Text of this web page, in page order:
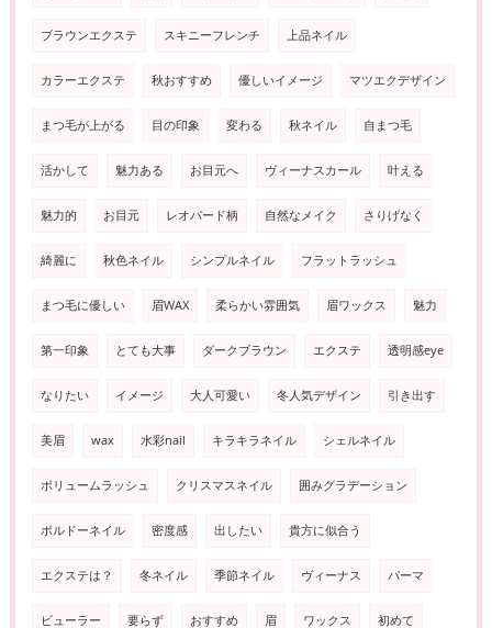
ブラウンエクステ スキニーフレンチ 上品ネイル
カラーエクステ 秋おすすめ 優しいイメージ マツエクデザイン
まつ毛が上がる 目の印象 変わる 秋ネイル 自まつ毛
活かして 魅力ある お目元へ ヴィーナスカール 叶える
魅力的 お目元 レオパード柄 自然なメイク さりげなく
綺麗に 秋色ネイル シンプルネイル フラットラッシュ
まつ毛に優しい 眉WAX 柔らかい雰囲気 眉ワックス 魅力
第一印象 とても大事 ダークブラウン エクステ 透明感eye
なりたい イメージ 大人可愛い 冬人気デザイン 引き出す
美眉 wax 水彩nail キラキラネイル シェルネイル
ボリュームラッシュ クリスマスネイル 囲みグラデーション
ボルドーネイル 密度感 出したい 貴方に似合う
エクステは？ 冬ネイル 季節ネイル ヴィーナス パーマ
ビューラー 要らず おすすめ 眉 ワックス 初めて